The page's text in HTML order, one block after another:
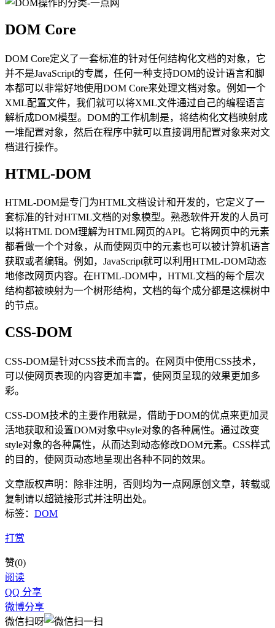
DOM Core
DOM Core定义了一套标准的针对任何结构化文档的对象，它
并不是JavaScript的专属，任何一种支持DOM的设计语言和脚
本都可以非常好地使用DOM Core来处理文档对象。例如一个
XML配置文件，我们就可以将XML文件通过自己的编程语言
解析成DOM模型。DOM的工作机制是，将结构化文档映射成
一堆配置对象，然后在程序中就可以直接调用配置对象来对文
档进行操作。
HTML-DOM
HTML-DOM是专门为HTML文档设计和开发的，它定义了一
套标准的针对HTML文档的对象模型。熟悉软件开发的人员可
以将HTML DOM理解为HTML网页的API。它将网页中的元素
都看做一个个对象，从而使网页中的元素也可以被计算机语言
获取或者编辑。例如，JavaScript就可以利用HTML-DOM动态
地修改网页内容。在HTML-DOM中，HTML文档的每个层次
结构都被映射为一个树形结构，文档的每个成分都是这棵树中
的节点。
CSS-DOM
CSS-DOM是针对CSS技术而言的。在网页中使用CSS技术，
可以使网页表现的内容更加丰富，使网页呈现的效果更加多
彩。
CSS-DOM技术的主要作用就是，借助于DOM的优点来更加灵
活地获取和设置DOM对象中syle对象的各种属性。通过改变
style对象的各种属性，从而达到动态修改DOM元素。CSS样式
的目的，使网页动态地呈现出各种不同的效果。
文章版权声明：除非注明，否则均为一点网 原创文章，转载或
复制请以超链接形式并注明出处。
标签： DOM
打赏
赞(0)
阅读
QQ 分享
微博分享
微信扫呀